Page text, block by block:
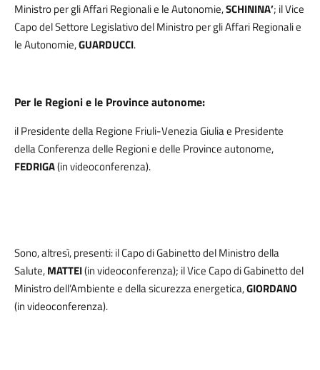
Ministro per gli Affari Regionali e le Autonomie,SCHININA’; il Vice
Capo del Settore Legislativo del Ministro per gli Affari Regionali e
le Autonomie,GUARDUCCI.
Per le Regioni e le Province autonome:
il Presidente della Regione Friuli-Venezia Giuliae Presidente
della Conferenza delle Regioni e delle Province autonome,
FEDRIGA(in videoconferenza).
Sono, altresì, presenti: il Capo di Gabinetto del Ministro della
Salute,MATTEI(in videoconferenza); il Vice Capo di Gabinetto del
Ministro dell’Ambiente e della sicurezza energetica,GIORDANO
(in videoconferenza).